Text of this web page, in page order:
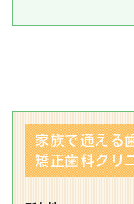
家族で通える
矯正歯科クリ